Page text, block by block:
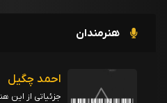
هنرمندان
احمد چگیل
جزئیاتی از این